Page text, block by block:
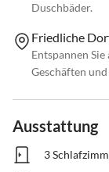
Duschbäder.
Friedliche
Entspannen
Geschäften
Ausstattung
3